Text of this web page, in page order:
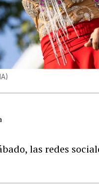
)
las redes